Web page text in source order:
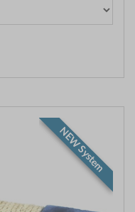
NEW System